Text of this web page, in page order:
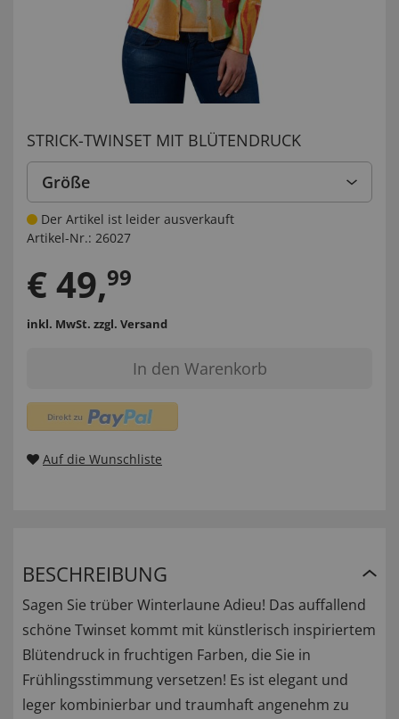
STRICK-TWINSET MIT BLÜTENDRUCK
Größe
Der Artikel ist leider ausverkauft
Artikel-Nr.: 26027
€49,99
inkl. MwSt. zzgl. Versand
In den Warenkorb
Auf die Wunschliste
BESCHREIBUNG
Sagen Sie trüber Winterlaune Adieu! Das auffallend
schöne Twinset kommt mit künstlerisch inspiriertem
Blütendruck in fruchtigen Farben, die Sie in
Frühlingsstimmung versetzen! Es ist elegant und
leger kombinierbar und traumhaft angenehm zu